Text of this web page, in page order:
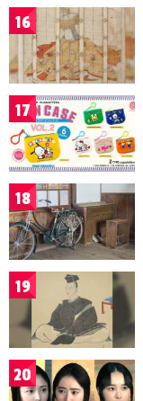
16
17
18
19
20